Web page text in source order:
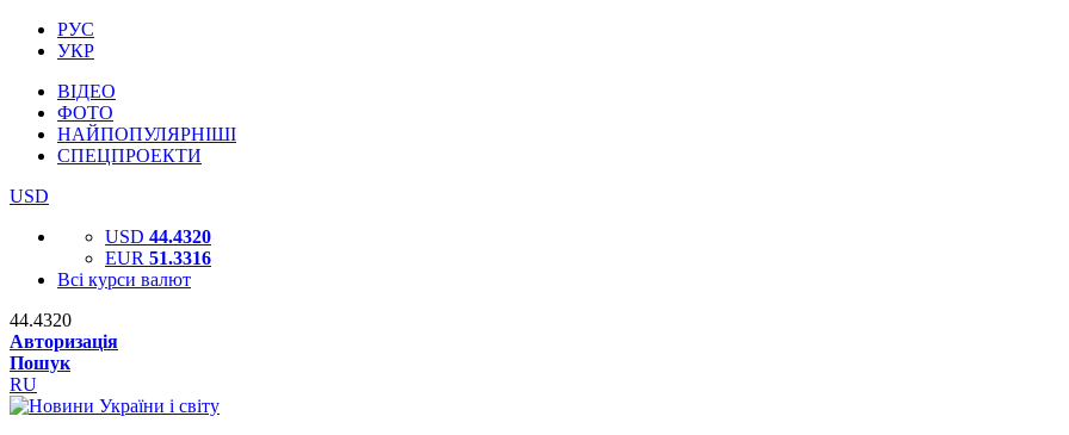
РУС
УКР
ВІДЕО
ФОТО
НАЙПОПУЛЯРНІШІ
СПЕЦПРОЕКТИ
USD
USD 44.4320
EUR 51.3316
Всі курси валют
44.4320
Авторизація
Пошук
RU